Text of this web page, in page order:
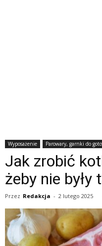
Wyposażenie Parowary, garnki do
Jak zrobić
żeby nie były
Przez Redakcja - 2 lutego 2025